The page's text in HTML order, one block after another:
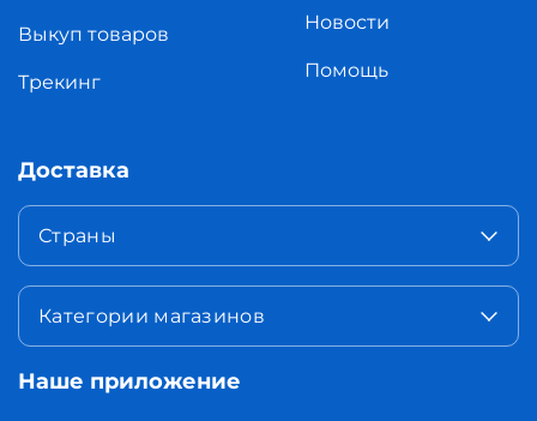
Выкуп товаров
Трекинг
Новости
Помощь
Доставка
Страны
Категории магазинов
Наше приложение